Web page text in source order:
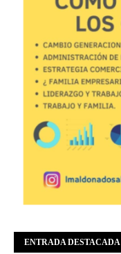
ENTRADA DESTACADA